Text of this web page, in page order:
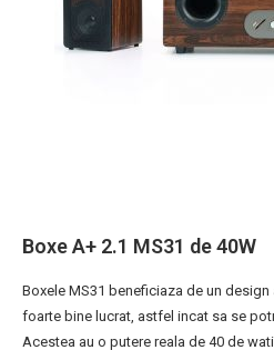
Boxe A+ 2.1 MS31 de 40W
Boxele MS31 beneficiaza de un
foarte bine lucrat, astfel incat sa se
Acestea au o putere reala de 40 de